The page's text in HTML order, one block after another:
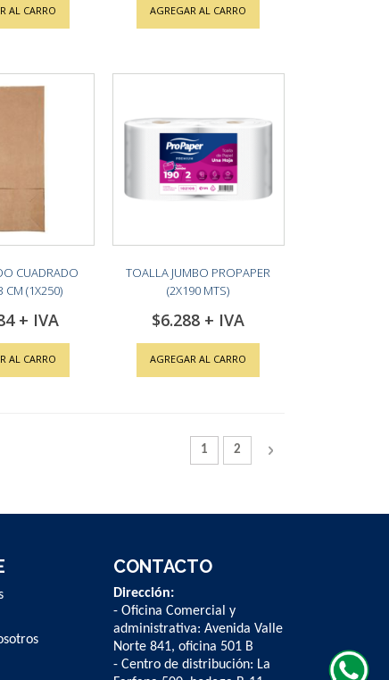
AL CARRO AGREGAR AL CARRO
CUADRADO
CM (1X250)
AL CARRO
TOALLA JUMBO PROPAPER
(2X190 MTS)
$6.288
AGREGAR AL CARRO
Página
Actualmente estás leyendo la
1 Página
2 Página
Siguiente
CONTACTO
Dirección:
- Oficina Comercial y
administrativa: Avenida Valle
Norte 841, oficina 501 B
- Centro de distribución: La